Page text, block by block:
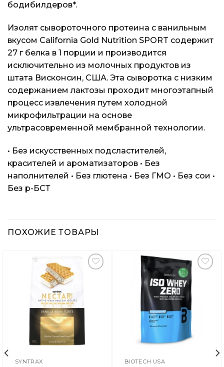
бодибилдеров*.
Изолят сывороточного протеина с ванильным
вкусом California Gold Nutrition SPORT содержит
27 г белка в 1 порции и производится
исключительно из молочных продуктов из
штата Висконсин, США. Эта сыворотка с низким
содержанием лактозы проходит многоэтапный
процесс извлечения путем холодной
микрофильтрации на основе
ультрасовременной мембранной технологии.
• Без искусственных подсластителей,
красителей и ароматизаторов • Без
наполнителей • Без глютена • Без ГМО • Без сои •
Без р-БСТ
ПОХОЖИЕ ТОВАРЫ
SYNTRAX
Добавить
Вишлист
BIOTECH USA